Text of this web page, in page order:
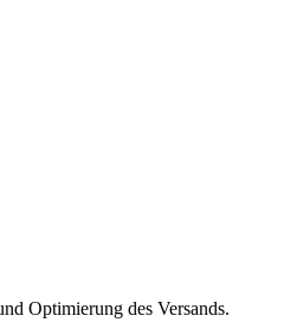
Optimierung des Versands.